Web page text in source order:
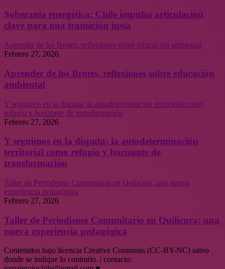
Soberanía energética: Chile impulsa articulación
clave para una transición justa
Aprender de los Brotes, reflexiones sobre educación ambiental
Febrero 27, 2026
Aprender de los Brotes, reflexiones sobre educación
ambiental
Y seguimos en la disputa: la autodeterminación territorial como
refugio y horizonte de transformación
Febrero 27, 2026
Y seguimos en la disputa: la autodeterminación
territorial como refugio y horizonte de
transformación
Taller de Periodismo Comunitario en Quilicura: una nueva
experiencia pedagógica
Febrero 27, 2026
Taller de Periodismo Comunitario en Quilicura: una
nueva experiencia pedagógica
Contenidos bajo licencia Creative Commons (CC-BY-NC) salvo
donde se indique lo contrario. | contacto: